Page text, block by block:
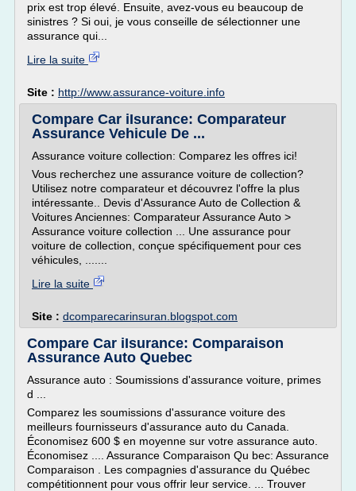
prix est trop élevé. Ensuite, avez-vous eu beaucoup de
sinistres ? Si oui, je vous conseille de sélectionner une
assurance qui...
Lire la suite
Site : http://www.assurance-voiture.info
Compare Car iIsurance: Comparateur
Assurance Vehicule De ...
Assurance voiture collection: Comparez les offres ici!
Vous recherchez une assurance voiture de collection?
Utilisez notre comparateur et découvrez l'offre la plus
intéressante.. Devis d'Assurance Auto de Collection &
Voitures Anciennes: Comparateur Assurance Auto >
Assurance voiture collection ... Une assurance pour
voiture de collection, conçue spécifiquement pour ces
véhicules, .......
Lire la suite
Site : dcomparecarinsuran.blogspot.com
Compare Car iIsurance: Comparaison
Assurance Auto Quebec
Assurance auto : Soumissions d'assurance voiture, primes
d ...
Comparez les soumissions d'assurance voiture des
meilleurs fournisseurs d'assurance auto du Canada.
Économisez 600 $ en moyenne sur votre assurance auto.
Économisez .... Assurance Comparaison Qu bec: Assurance
Comparaison . Les compagnies d'assurance du Québec
compétitionnent pour vous offrir leur service. ... Trouver